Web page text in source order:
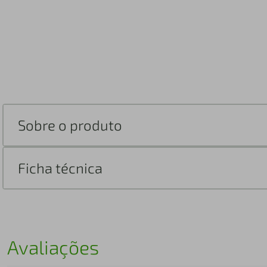
Sobre o produto
Ficha técnica
Avaliações